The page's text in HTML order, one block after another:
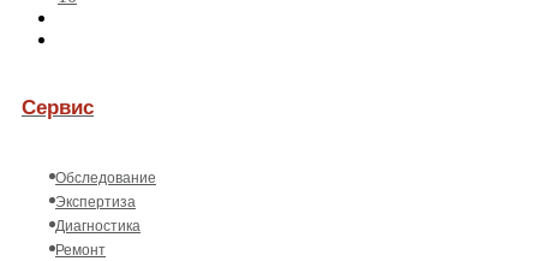
Сервис
Обследование
Экспертиза
Диагностика
Ремонт